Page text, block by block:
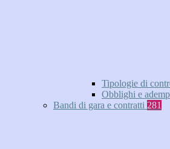
Tipologie di
Obblighi e
Bandi di gara e contratti 281